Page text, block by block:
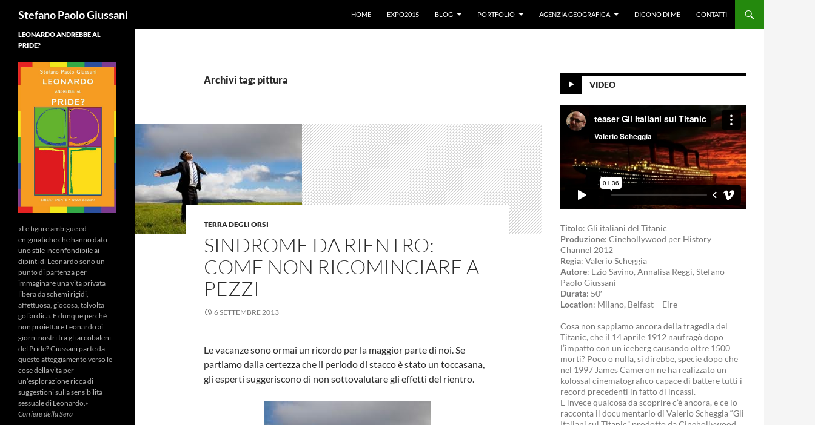
Stefano Paolo Giussani
HOME
EXPO2015 BLOG PORTFOLIO AGENZIA GEOGRAFICA DICONO DI ME CONTATTI
Archivi tag: pittura
TERRA DEGLI ORSI
SINDROME DA RIENTRO:
COME NON RICOMINCIARE A
PEZZI
6 SETTEMBRE 2013
Le vacanze sono ormai un ricordo per la maggior parte di noi. Se
partiamo dalla certezza che il periodo di stacco è stato un toccasana,
gli esperti suggeriscono di non sottovalutare gli effetti del rientro.
VIDEO
Titolo: Gli italiani del Titanic
Produzione: Cinehollywood per History
Channel 2012
Regia: Valerio Scheggia
Autore: Ezio Savino, Annalisa Reggi, Stefano
Paolo Giussani
Durata: 50′
Location: Milano, Belfast – Eire
Cosa non sappiamo ancora della tragedia del
Titanic, che il 14 aprile 1912 naufragò dopo
l’impatto con un iceberg causando oltre 1500
morti? Poco o nulla, si direbbe, specie dopo che
nel 1997 James Cameron ne ha realizzato un
kolossal cinematografico capace di battere tutti i
record precedenti in fatto di incassi.
E invece qualcosa da scoprire c’è ancora, e ce lo
racconta il documentario di Valerio Scheggia “Gli
LEONARDO ANDREBBE AL
PRIDE?
«Le figure ambigue ed
enigmatiche che hanno dato
uno stile inconfondibile ai
dipinti di Leonardo sono un
punto di partenza per
immaginare una vita privata
libera da schemi rigidi,
affettuosa, giocosa, talvolta
goliardica. E dunque perché
non proiettare Leonardo ai
giorni nostri tra gli arcobaleni
del Pride? Giussani parte da
questo atteggiamento verso le
cose della vita per
un’esplorazione ricca di
suggestioni sulla sensibilità
sessuale di Leonardo.»
Corriere della Sera